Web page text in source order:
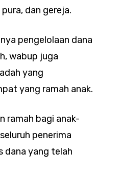
dan gereja.
pengelolaan dana
wabup juga
yang
yang ramah anak.
ramah bagi anak-
penerima
dana yang telah